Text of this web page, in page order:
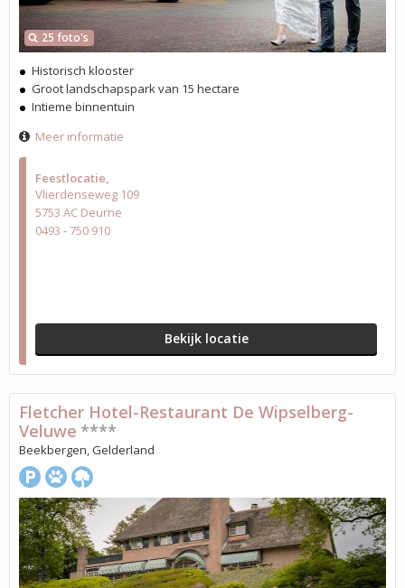
Feestlocatie
Vlierdenseweg 109
5753 AC Deurne
0493 - 750 910
Bekijk locatie
25 foto's
Historisch klooster
Groot landschapspark van 15 hectare
Intieme binnentuin
Meer informatie
Fletcher Hotel-Restaurant De Wipselberg-
Veluwe ****
Beekbergen, Gelderland